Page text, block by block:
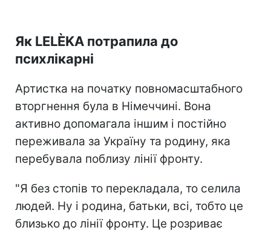
Як LELÈKA потрапила до
психлікарні
Артистка на початку повномасштабного
вторгнення була в Німеччині. Вона
активно допомагала іншим і постійно
переживала за Україну та родину, яка
перебувала поблизу лінії фронту.
"Я без стопів то перекладала, то селила
людей. Ну і родина, батьки, всі, тобто це
близько до лінії фронту. Це розриває